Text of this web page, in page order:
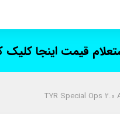
قیمت اینجا کلیک